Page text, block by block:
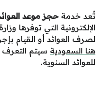
تُعد خدمة حجز موعد
الإلكترونية التي توفرها
لصرف العوائد أو القيام
هنا السعودية سيتم
للعوائد السنوية.